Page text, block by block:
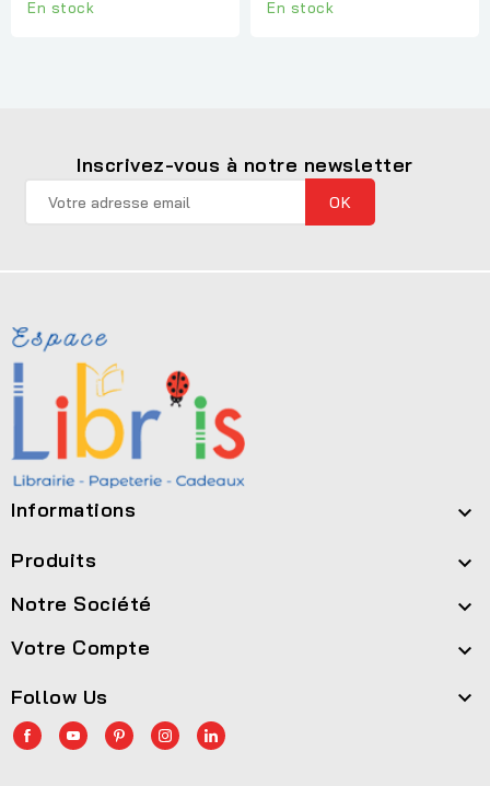
En stock En stock
Inscrivez-vous à notre newsletter
Informations 
Produits 
Notre Société 
Votre Compte 
Follow Us 